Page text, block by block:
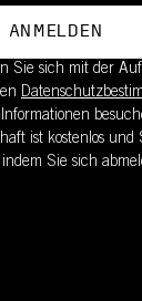
ANMELDEN
Sie sich mit der
ist kostenlos und
Sie sich